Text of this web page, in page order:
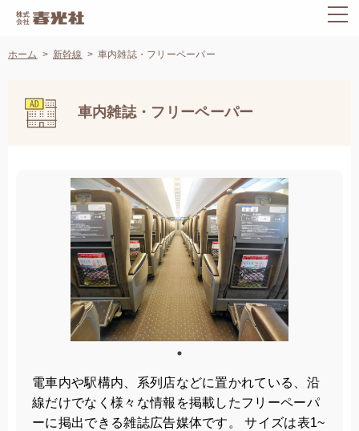
ホーム 新幹線 車内雑誌・フリーペーパー
車内雑誌・フリーペーパー
電車内や駅構内、系列店などに置かれている、沿
線だけでなく様々な情報を掲載したフリーペーパ
ーに掲出できる雑誌広告媒体です。 サイズは表1~